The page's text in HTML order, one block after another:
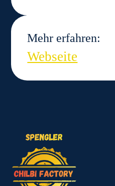
Mehr erfahren:
Webseite